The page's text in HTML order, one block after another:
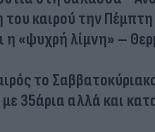
καιρού την
η «ψυχρή λίμνη» –
το
35άρια αλλά και